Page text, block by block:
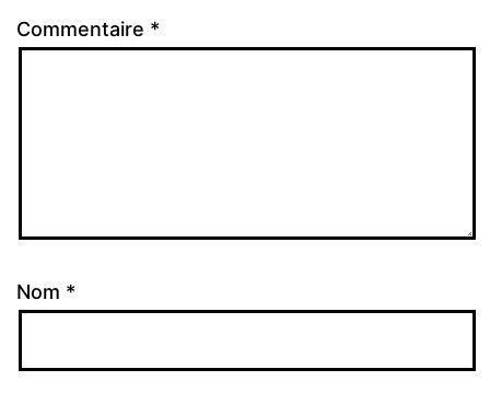
Commentaire *
Nom *